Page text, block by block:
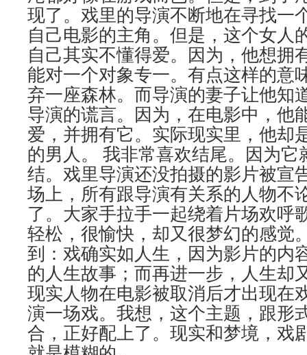
现了。戏里的导演不断地在寻找一
自己电影的主角。但是，这个女人
自己其实不懂得爱。因为，他想拥
能对一个对象专一。有点这样的意
弃一座森林。而导演的妻子让他知
导演的谎言。因为，在电影中，他
爱，并拥有它。实际现实里，他却
的男人。 我非常喜欢结尾。因为它
结。戏里导演还没拍摄的影片被宣
场上，所有跟导演有关系的人物不
了。大家手拉手一起绕着片场欢呼
轻松，很愉快，却又很梦幻的感觉
到：戏确实如人生，因为影片的内
的人生故事；而再进一步，人生却
现实人物在电影被取消后才出现在
演一场戏。我想，这个主题，跟形
合，正好配上了。现实和梦境，戏